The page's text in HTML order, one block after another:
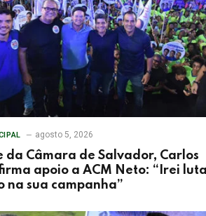
agosto 5, 2026
da Câmara de Salvador, Carlos
apoio a ACM Neto: “Irei
na sua campanha”